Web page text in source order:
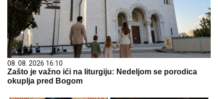
08. 08. 2026 16:10
Zašto je važno ići na liturgiju: Nedeljom se porodica
okuplja pred Bogom